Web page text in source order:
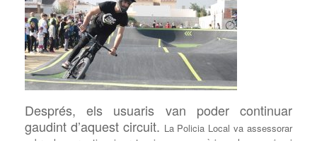
Després, els usuaris van poder continuar
gaudint d’aquest circuit. La Policia Local va assessorar